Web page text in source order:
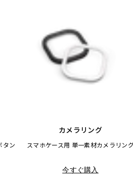
タン
カメラリング
スマホケース用 単一素材カメラリン
今すぐ購入